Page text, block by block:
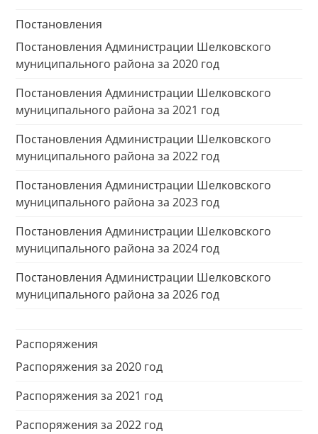
Постановления
Постановления Администрации Шелковского
муниципального района за 2020 год
Постановления Администрации Шелковского
муниципального района за 2021 год
Постановления Администрации Шелковского
муниципального района за 2022 год
Постановления Администрации Шелковского
муниципального района за 2023 год
Постановления Администрации Шелковского
муниципального района за 2024 год
Постановления Администрации Шелковского
муниципального района за 2026 год
Распоряжения
Распоряжения за 2020 год
Распоряжения за 2021 год
Распоряжения за 2022 год